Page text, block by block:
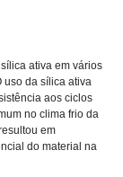
ativa em vários
uso da sílica ativa
aos ciclos
no clima frio da
em
do material na